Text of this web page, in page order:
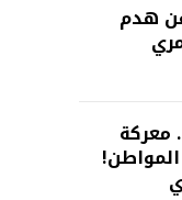
هدم
معركة